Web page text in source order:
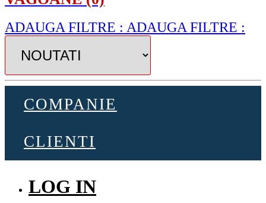
ADAUGA FILTRE : ADAUGA FILTRE :
COMPANIE
CLIENTI
LOG IN